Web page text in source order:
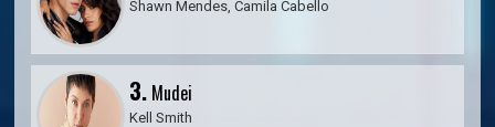
Shawn Mendes, Camila Cabello
3. Mudei
Kell Smith